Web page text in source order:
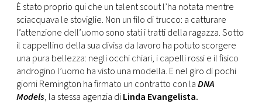
È stato proprio qui che un talent scout l’ha notata mentre
sciacquava le stoviglie. Non un filo di trucco: a catturare
l’attenzione dell’uomo sono stati i tratti della ragazza. Sotto
il cappellino della sua divisa da lavoro ha potuto scorgere
una pura bellezza: negli occhi chiari, i capelli rossi e il fisico
androgino l’uomo ha visto una modella. E nel giro di pochi
giorni Remington ha firmato un contratto con laDNA
Models, la stessa agenzia diLinda Evangelista.